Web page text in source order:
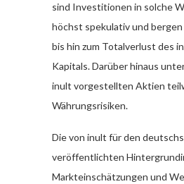
sind Investitionen in solche
höchst spekulativ und bergen
bis hin zum Totalverlust des
Kapitals. Darüber hinaus
inult vorgestellten Aktien
Währungsrisiken.
Die von inult für den
veröffentlichten
Markteinschätzungen und